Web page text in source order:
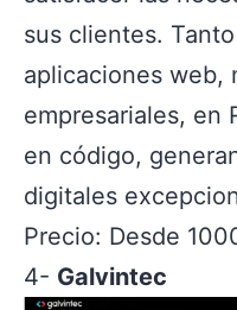
sus clientes.
aplicaciones web,
empresariales, en
en código,
digitales
Precio: Desde
4- Galvintec